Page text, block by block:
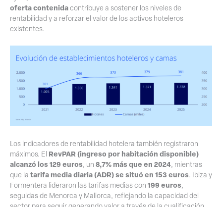
oferta contenidacontribuye a sostener los niveles de
rentabilidad y a reforzar el valor de los activos hoteleros
existentes.
Los indicadores de rentabilidad hotelera también registraron
máximos. El RevPAR (ingreso por habitación disponible)
alcanzó los 129 euros, un 8,7% más que en 2024, mientras
que la tarifa media diaria (ADR) se situó en 153 euros. Ibiza y
Formentera lideraron las tarifas medias con 199 euros,
seguidas de Menorca y Mallorca, reflejando la capacidad del